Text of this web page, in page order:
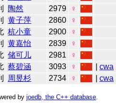
陶然 2979
♀
黄子萍 2860
♀
杭小童 2900
♀
黄嘉怡 2839
♀
储可儿 2981
♀
蔡碧涵 3093 ♀ |cwa
周昱杉 2734 ♀ |cwa
by joedb, the C++ database